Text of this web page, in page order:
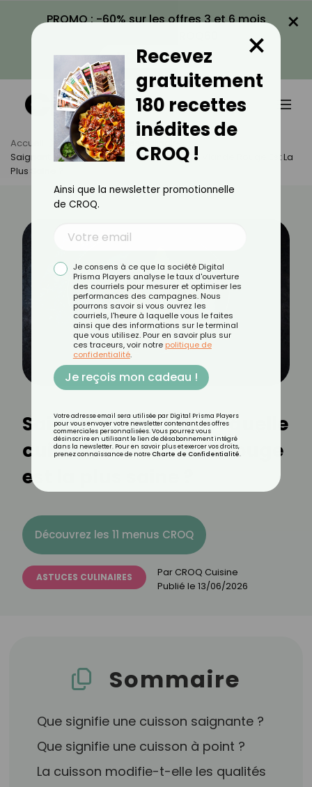
PROMO : -60% sur les offres 3 et 6 mois
VOIR LA PROMO
×
Accueil Actus
Astuces Culinaires
Saignant Ou À Point : Quelle Cuisson De La Viande Rouge Est La
Plus Saine ?
Saignant ou à point : quelle
cuisson de la viande rouge
est la plus saine ?
Découvrez les 11 menus CROQ
ASTUCES CULINAIRES Par CROQ Cuisine
Publié le 13/06/2026
Sommaire
Que signifie une cuisson saignante ?
Que signifie une cuisson à point ?
La cuisson modifie-t-elle les qualités
Recevez
gratuitement
180 recettes
inédites de
CROQ !
×
Ainsi que la newsletter promotionnelle
de CROQ.
Je consens à ce que la société Digital
Prisma Players analyse le taux d'ouverture
des courriels pour mesurer et optimiser les
performances des campagnes. Nous
pourrons savoir si vous ouvrez les
courriels, l'heure à laquelle vous le faites
ainsi que des informations sur le terminal
que vous utilisez. Pour en savoir plus sur
ces traceurs, voir notre politique de
confidentialité.
Je reçois mon cadeau !
Votre adresse email sera utilisée par Digital Prisma Players
pour vous envoyer votre newsletter contenant des offres
commerciales personnalisées. Vous pourrez vous
désinscrire en utilisant le lien de désabonnement intégré
dans la newsletter. Pour en savoir plus et exercer vos droits,
prenez connaissance de notre Charte de Confidentialité.